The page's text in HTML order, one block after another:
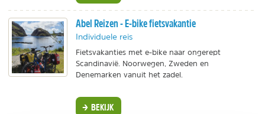
Abel Reizen - E-bike fietsvakantie
Individuele reis
Fietsvakanties met e-bike naar ongerept
Scandinavië. Noorwegen, Zweden en
Denemarken vanuit het zadel.
BEKIJK